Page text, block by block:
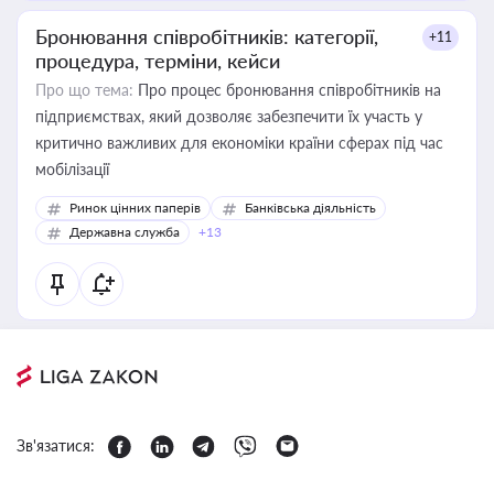
Бронювання співробітників: категорії,
процедура, терміни, кейси
+11
Про що тема: Про процес бронювання співробітників на
підприємствах, який дозволяє забезпечити їх участь у
критично важливих для економіки країни сферах під час
мобілізації
Ринок цінних паперів
Банківська діяльність
Державна служба
+13
Зв'язатися: